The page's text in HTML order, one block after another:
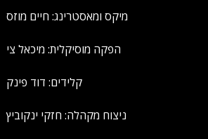
מיקס ומאסטרינג: חיים מוזס
הפקה מוסיקלית: מיכאל צי
קלידים: דוד פינק
ניצוח מקהלה: חזקי ינקוביץ